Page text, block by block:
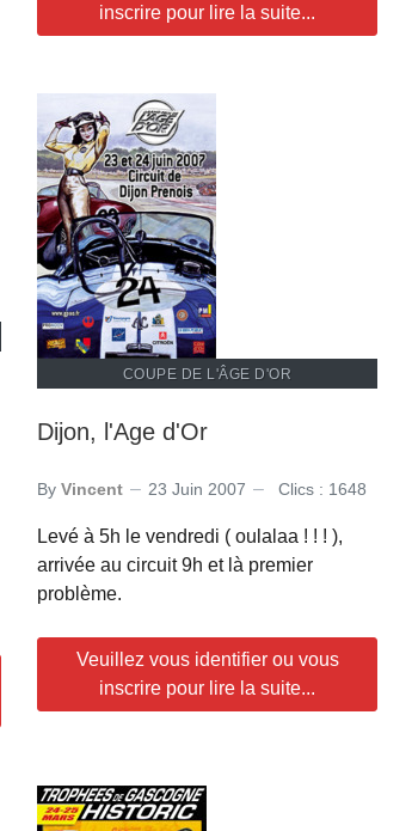
inscrire pour lire la suite...
COUPE DE L'ÂGE D'OR
Dijon, l'Age d'Or
By Vincent 23 Juin 2007 Clics : 1648
Levé à 5h le vendredi ( oulalaa ! ! ! ),
arrivée au circuit 9h et là premier
problème.
Veuillez vous identifier ou vous
inscrire pour lire la suite...